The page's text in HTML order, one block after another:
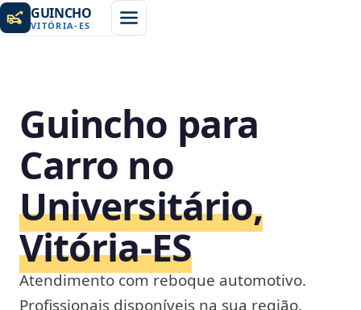
GUINCHO
VITÓRIA- ES
Guincho para
Carro no
Universitário,
Vitória‑ES
Atendimento com reboque automotivo.
Profissionais disponíveis na sua região.